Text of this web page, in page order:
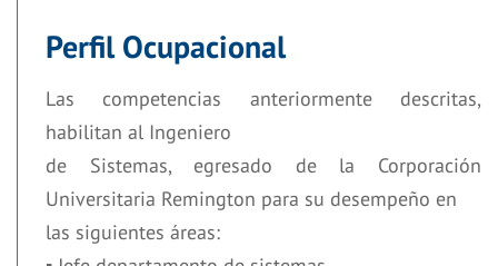
Perfil Ocupacional
Las competencias anteriormente descritas,
habilitan al Ingeniero
de Sistemas, egresado de la Corporación
Universitaria Remington para su desempeño en
las siguientes áreas: